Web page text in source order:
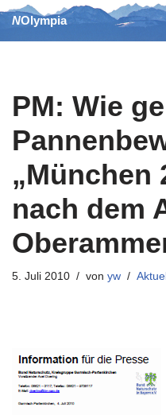
Zum
NOlympia
PM: Wie
„München
nach dem
5. Juli 2010 von yw